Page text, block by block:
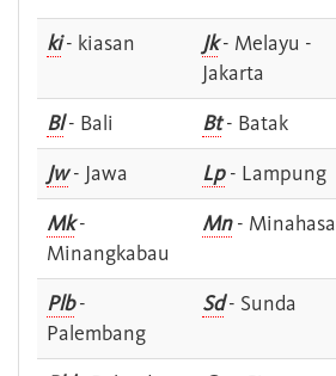
ki- kiasan Jk- Melayu -
Jakarta
Bl- Bali Bt- Batak
Jw- Jawa Lp- Lampung
Mk-
Minangkabau
Mn- Minahasa
Plb-
Palembang
Sd- Sunda